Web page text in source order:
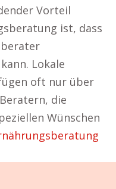
Vorteil
ist, dass
Lokale
oft nur über
die
Wünschen